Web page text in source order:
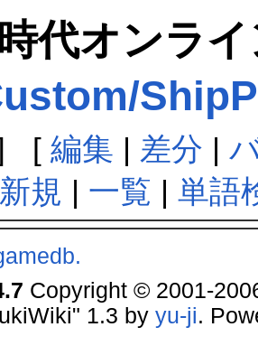
代オンラ
[ 編集 | 差分 |
新規 | 一覧 | 単語
Copyright © 2001-
1.3 by yu-ji.